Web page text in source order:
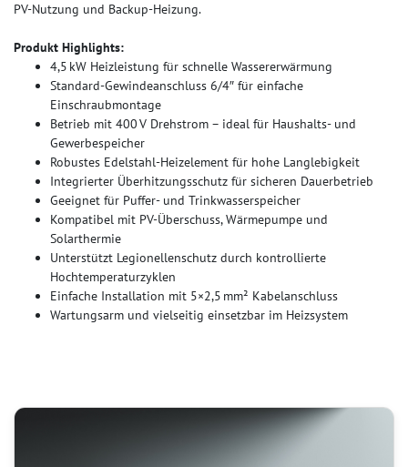
PV-Nutzung und Backup-Heizung.
Produkt Highlights:
4,5 kW Heizleistung für schnelle Wassererwärmung
Standard-Gewindeanschluss 6/4″ für einfache
Einschraubmontage
Betrieb mit 400 V Drehstrom – ideal für Haushalts- und
Gewerbespeicher
Robustes Edelstahl-Heizelement für hohe Langlebigkeit
Integrierter Überhitzungsschutz für sicheren Dauerbetrieb
Geeignet für Puffer- und Trinkwasserspeicher
Kompatibel mit PV-Überschuss, Wärmepumpe und
Solarthermie
Unterstützt Legionellenschutz durch kontrollierte
Hochtemperaturzyklen
Einfache Installation mit 5×2,5 mm² Kabelanschluss
Wartungsarm und vielseitig einsetzbar im Heizsystem